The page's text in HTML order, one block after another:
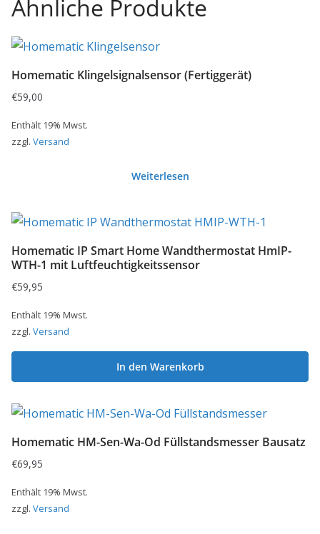
Ähnliche Produkte
Homematic Klingelsignalsensor (Fertiggerät)
€59,00
Enthält 19% Mwst.
zzgl. Versand
Weiterlesen
Homematic IP Smart Home Wandthermostat HmIP-
WTH-1 mit Luftfeuchtigkeitssensor
€59,95
Enthält 19% Mwst.
zzgl. Versand
In den Warenkorb
Homematic HM-Sen-Wa-Od Füllstandsmesser Bausatz
€69,95
Enthält 19% Mwst.
zzgl. Versand